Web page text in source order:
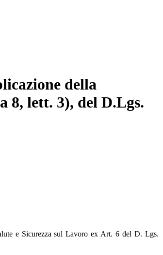
della
8, lett. 3), del D.Lgs.
e Sicurezza sul Lavoro ex Art. 6 del D. Lgs.